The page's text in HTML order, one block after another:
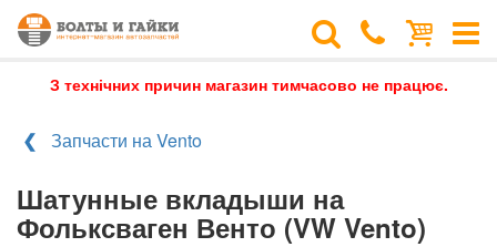
З технічних причин магазин тимчасово не працює.
Запчасти на Vento
Шатунные вкладыши на
Фольксваген Венто (VW Vento)